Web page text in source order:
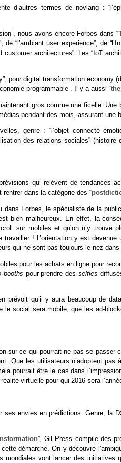
d’autres termes de novlang :
nous avons encore Forbes dans “
“l’ambiant user experience”, de
customer architectures”. Les “IoT
pour digital transformation economy
programmable”. Il y a aussi “
gros comme une ficelle.
pendant des mois, assurant une
genre : “l’objet connecté
des relations sociales”
qui relèvent de tendances
rentrer dans la catégorie des “
dans Forbes, le spécialiste de la
bien malheureux. En effet, la
sur mobiles et qu’on n’y trouve
! L’orientation y est
qui ne sont pas toujours le nez
pour les achats en ligne pour
booths pour prendre desselfies
prévoit qu’il y aura beaucoup de
le social sera mobile, que les ad-
sur ce qui pourrait ne pas se passer
Que les utilisateurs n’adoptent
pourrait être le cas dans
virtuelle pour qui 2016 sera
envies en prédictions. Genre, la
”, Gil Press compile des
démarche. On y découvre
vont lancer des initiatives